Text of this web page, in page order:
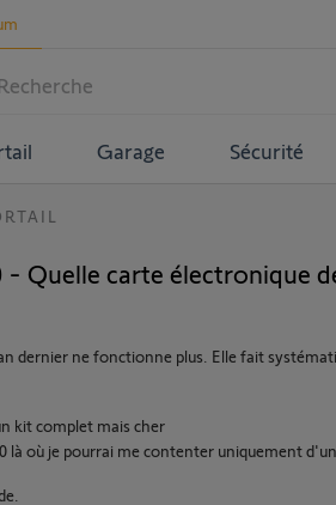
Garage Sécurité
- Quelle carte électronique
dernier ne fonctionne plus. Elle fait
kit complet mais cher
là où je pourrai me contenter uniquement